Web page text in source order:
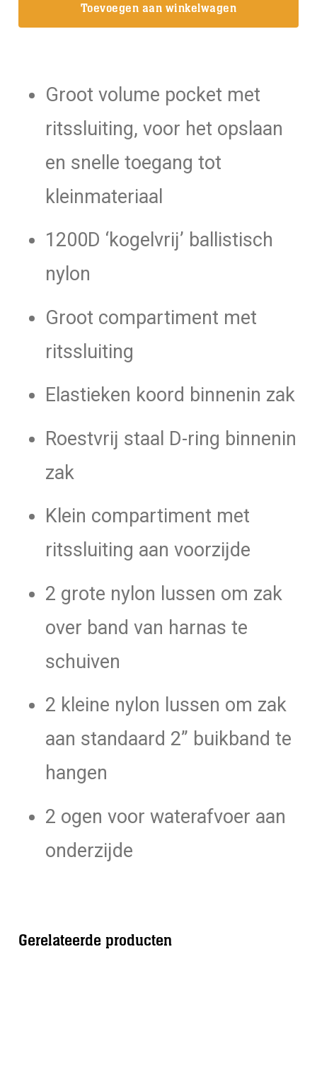
Toevoegen aan winkelwagen
Groot volume pocket met
ritssluiting, voor het opslaan
en snelle toegang tot
kleinmateriaal
1200D ‘kogelvrij’ ballistisch
nylon
Groot compartiment met
ritssluiting
Elastieken koord binnenin zak
Roestvrij staal D-ring binnenin
zak
Klein compartiment met
ritssluiting aan voorzijde
2 grote nylon lussen om zak
over band van harnas te
schuiven
2 kleine nylon lussen om zak
aan standaard 2” buikband te
hangen
2 ogen voor waterafvoer aan
onderzijde
Gerelateerde producten